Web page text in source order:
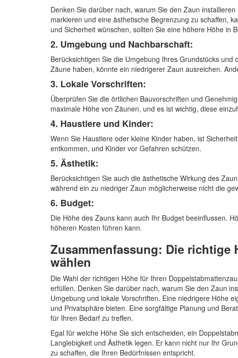
Denken Sie darüber nach, warum Sie den Zaun
markieren und eine ästhetische Begrenzung zu schaffen,
und Sicherheit wünschen, sollten Sie eine höhere Höhe in
2. Umgebung und Nachbarschaft:
Berücksichtigen Sie die Umgebung Ihres Grundstücks
Zäune haben, könnte ein niedrigerer Zaun ausreichen.
3. Lokale Vorschriften:
Überprüfen Sie die örtlichen Bauvorschriften und
maximale Höhe von Zäunen, und es ist wichtig, diese
4. Haustiere und Kinder:
Wenn Sie Haustiere oder kleine Kinder haben, ist
entkommen, und Kinder vor Gefahren schützen.
5. Ästhetik:
Berücksichtigen Sie auch die ästhetische Wirkung des
während ein zu niedriger Zaun möglicherweise nicht die
6. Budget:
Die Höhe des Zauns kann auch Ihr Budget beeinflussen.
höheren Kosten führen kann.
Zusammenfassung: Die richtige
wählen
Die Wahl der richtigen Höhe für Ihren
erfüllen. Denken Sie darüber nach, warum Sie den Zaun
Umgebung und lokale Vorschriften. Eine niedrigere Höhe
und Privatsphäre bieten. Eine sorgfältige Planung und
für Ihren Bedarf zu treffen.
Egal für welche Höhe Sie sich entscheiden, ein
Langlebigkeit und Ästhetik legen. Er kann nicht nur Ihr
zu schaffen, die Ihren Bedürfnissen entspricht.